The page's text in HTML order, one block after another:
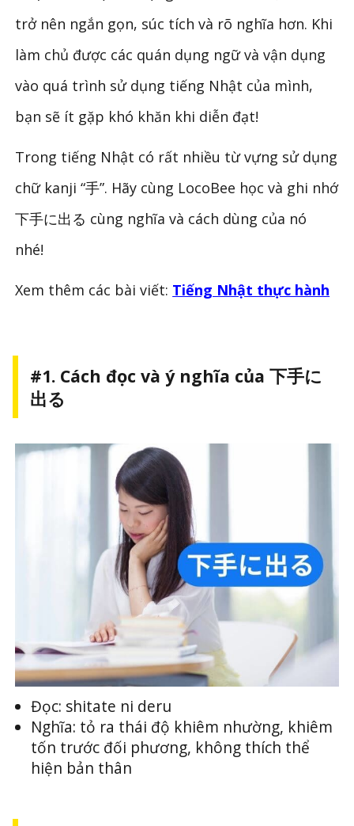
trở nên ngắn gọn, súc tích và rõ nghĩa hơn. Khi
làm chủ được các quán dụng ngữ và vận dụng
vào quá trình sử dụng tiếng Nhật của mình,
bạn sẽ ít gặp khó khăn khi diễn đạt!
Trong tiếng Nhật có rất nhiều từ vựng sử dụng
chữ kanji “手”. Hãy cùng LocoBee học và ghi nhớ
下手に出る cùng nghĩa và cách dùng của nó
nhé!
Xem thêm các bài viết: Tiếng Nhật thực hành
#1. Cách đọc và ý nghĩa của 下手に
出る
Đọc: shitate ni deru
Nghĩa: tỏ ra thái độ khiêm nhường, khiêm
tốn trước đối phương, không thích thể
hiện bản thân